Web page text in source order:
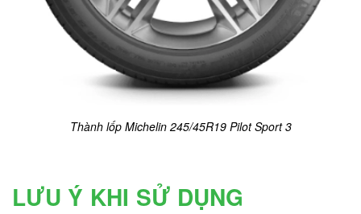
Thành lốp Michelin 245/45R19 Pilot Sport 3
LƯU Ý KHI SỬ DỤNG